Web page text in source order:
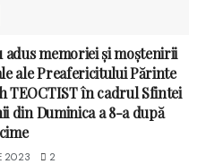
adus memoriei și moștenirii
ale Preafericitului Părinte
TEOCTIST în cadrul Sfintei
din Duminica a 8-a după
2023 2